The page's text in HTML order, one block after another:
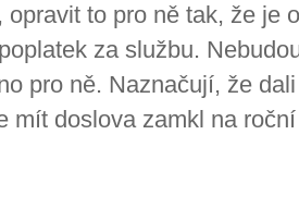
opravit to pro ně tak, že je
za službu.
pro ně. Naznačují, že
mít doslova zamkl na